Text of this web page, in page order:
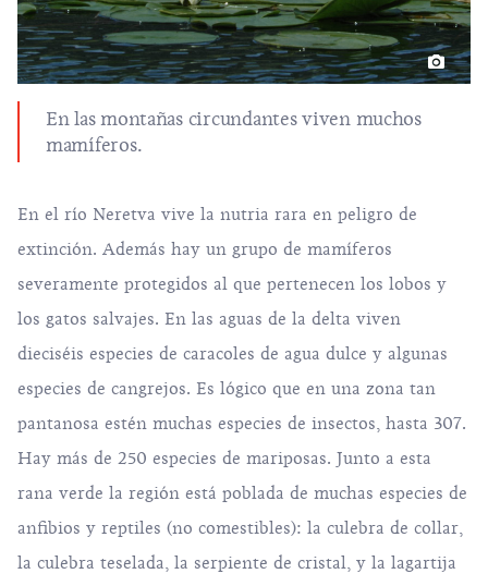
En las montañas circundantes viven muchos
mamíferos.
En el río Neretva vive la nutria rara en peligro de
extinción. Además hay un grupo de mamíferos
severamente protegidos al que pertenecen los lobos y
los gatos salvajes. En las aguas de la delta viven
dieciséis especies de caracoles de agua dulce y algunas
especies de cangrejos. Es lógico que en una zona tan
pantanosa estén muchas especies de insectos, hasta 307.
Hay más de 250 especies de mariposas. Junto a esta
rana verde la región está poblada de muchas especies de
anfibios y reptiles (no comestibles): la culebra de collar,
la culebra teselada, la serpiente de cristal, y la lagartija